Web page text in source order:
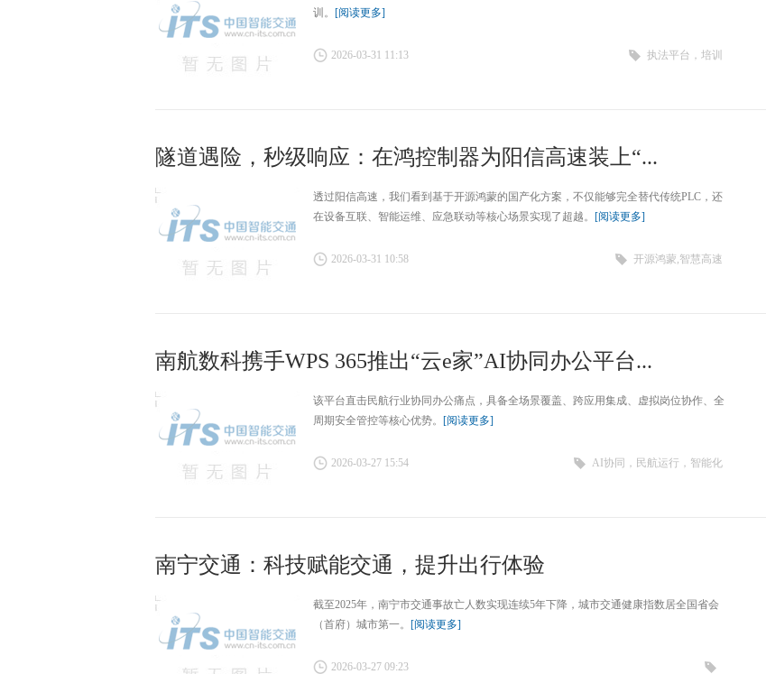
训。 [阅读更多]
2026-03-31 11:13 执法平台，培训
隧道遇险，秒级响应：在鸿控制器为阳信高速装上“...
透过阳信高速，我们看到基于开源鸿蒙的国产化方案，不仅能够完全替代传统PLC，还
在设备互联、智能运维、应急联动等核心场景实现了超越。 [阅读更多]
2026-03-31 10:58 开源鸿蒙,智慧高速
南航数科携手WPS 365推出“云e家”AI协同办公平台...
该平台直击民航行业协同办公痛点，具备全场景覆盖、跨应用集成、虚拟岗位协作、全
周期安全管控等核心优势。 [阅读更多]
2026-03-27 15:54 AI协同，民航运行，智能化
南宁交通：科技赋能交通，提升出行体验
截至2025年，南宁市交通事故亡人数实现连续5年下降，城市交通健康指数居全国省会
（首府）城市第一。 [阅读更多]
2026-03-27 09:23